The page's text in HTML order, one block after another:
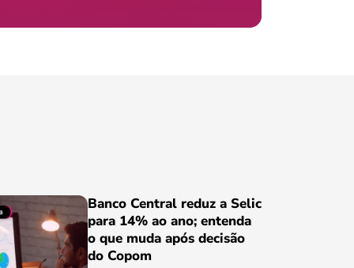
Banco Central reduz a Selic
para 14% ao ano; entenda
o que muda após decisão
do Copom